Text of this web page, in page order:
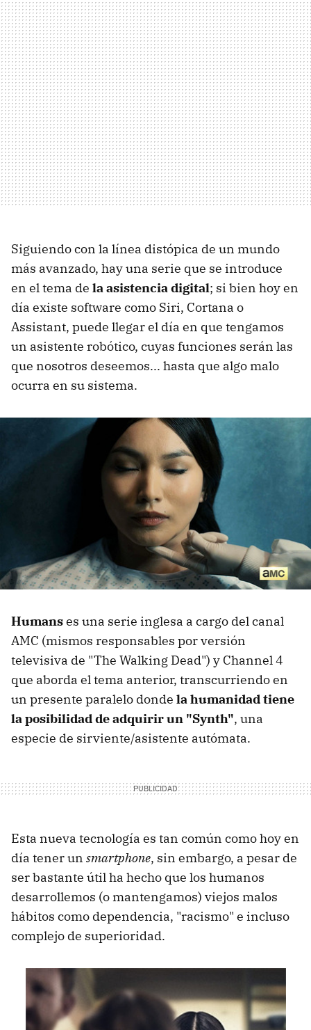
Siguiendo con la línea distópica de un mundo
más avanzado, hay una serie que se introduce
en el tema de la asistencia digital; si bien hoy en
día existe software como Siri, Cortana o
Assistant, puede llegar el día en que tengamos
un asistente robótico, cuyas funciones serán las
que nosotros deseemos... hasta que algo malo
ocurra en su sistema.
Humanses una serie inglesa a cargo del canal
AMC (mismos responsables por versión
televisiva de "The Walking Dead") y Channel 4
que aborda el tema anterior, transcurriendo en
un presente paralelo donde la humanidad tiene
la posibilidad de adquirir un "Synth", una
especie de sirviente/asistente autómata.
Esta nueva tecnología es tan común como hoy en
día tener un smartphone, sin embargo, a pesar de
ser bastante útil ha hecho que los humanos
desarrollemos (o mantengamos) viejos malos
hábitos como dependencia, "racismo" e incluso
complejo de superioridad.